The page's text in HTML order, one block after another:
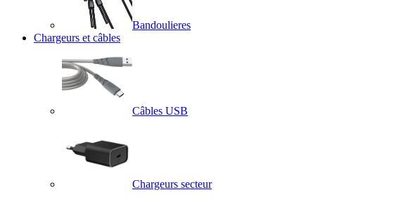
Bandoulieres
Chargeurs et câbles
Câbles USB
Chargeurs secteur